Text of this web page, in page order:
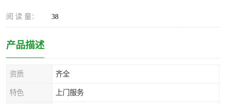
阅 读 量： 38
产品描述
资质 齐全
特色 上门服务